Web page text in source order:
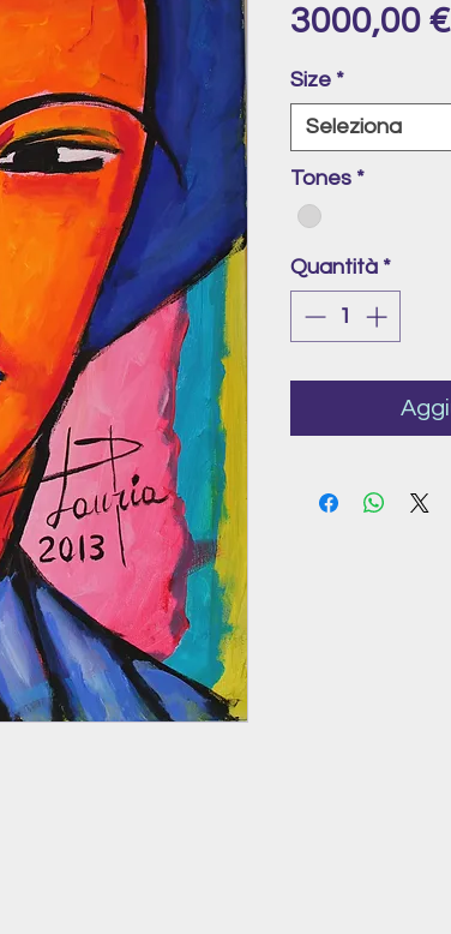
3000,00 €
Size *
Seleziona
Tones *
Quantità *